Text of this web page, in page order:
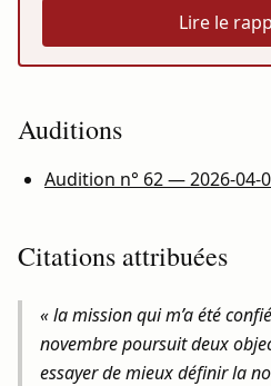
Lire le
Auditions
Audition n° 62 — 2026-04-
Citations attribuées
« la mission qui m’a été
novembre poursuit deux
essayer de mieux définir la